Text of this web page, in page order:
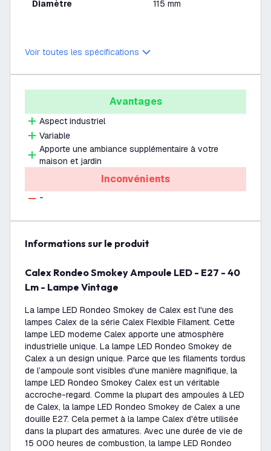
Diamètre 115 mm
Voir toutes les spécifications
Avantages
Aspect industriel
Variable
Apporte une ambiance supplémentaire à votre
maison et jardin
Inconvénients
-
Informations sur le produit
Calex Rondeo Smokey Ampoule LED - E27 - 40
Lm - Lampe Vintage
La lampe LED Rondeo Smokey de Calex est l'une des
lampes Calex de la série Calex Flexible Filament. Cette
lampe LED moderne Calex apporte une atmosphère
industrielle unique. La lampe LED Rondeo Smokey de
Calex a un design unique. Parce que les filaments tordus
de l’ampoule sont visibles d'une manière magnifique, la
lampe LED Rondeo Smokey Calex est un véritable
accroche-regard. Comme la plupart des ampoules à LED
de Calex, la lampe LED Rondeo Smokey de Calex a une
douille E27. Cela permet à la lampe Calex d'être utilisée
dans la plupart des armatures. Avec une durée de vie de
15 000 heures de combustion, la lampe LED Rondeo